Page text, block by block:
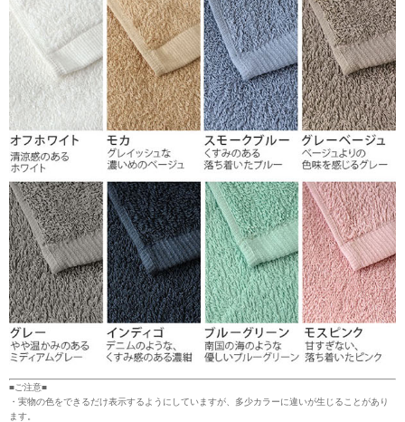
■ご注意■
・実物の色をできるだけ表示するようにしていますが、多少カラーに違いが生じることがあり
ます。